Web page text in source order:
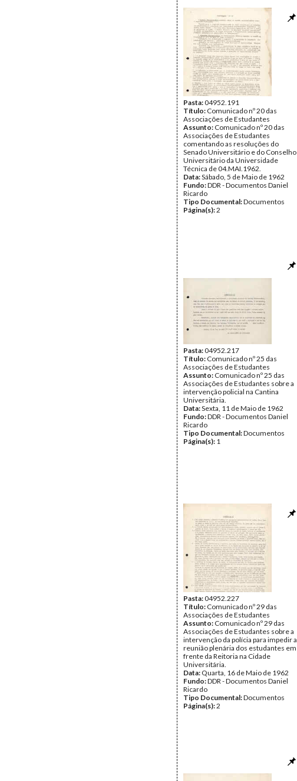
Pasta:04952.191
Título: Comunicado nº 20 das
Associações de Estudantes
Assunto: Comunicado nº 20 das
Associações de Estudantes
comentando as resoluções do
Senado Universitário e do Conselho
Universitário da Universidade
Técnica de 04.MAI.1962.
Data:Sábado, 5 de Maio de 1962
Fundo:DDR - Documentos Daniel
Ricardo
Tipo Documental:Documentos
Página(s):2
Pasta:04952.217
Título: Comunicado nº 25 das
Associações de Estudantes
Assunto: Comunicado nº 25 das
Associações de Estudantes sobre a
intervenção policial na Cantina
Universitária.
Data:Sexta, 11 de Maio de 1962
Fundo:DDR - Documentos Daniel
Ricardo
Tipo Documental:Documentos
Página(s): 1
Pasta:04952.227
Título: Comunicado nº 29 das
Associações de Estudantes
Assunto: Comunicado nº 29 das
Associações de Estudantes sobre a
intervenção da polícia para impedir a
reunião plenária dos estudantes em
frente da Reitoria na Cidade
Universitária.
Data: Quarta, 16 de Maio de 1962
Fundo:DDR - Documentos Daniel
Ricardo
Tipo Documental:Documentos
Página(s):2